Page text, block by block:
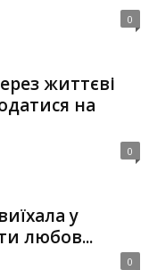
0
життєві
на
0
у
любов...
0